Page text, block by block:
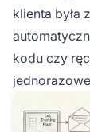
klienta była
kodu czy